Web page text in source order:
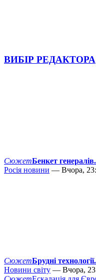
ВИБІР РЕДАКТОРА
СюжетБенкет
Росія новини — Вчора,
СюжетБрудні
Новини світу — Вчора,